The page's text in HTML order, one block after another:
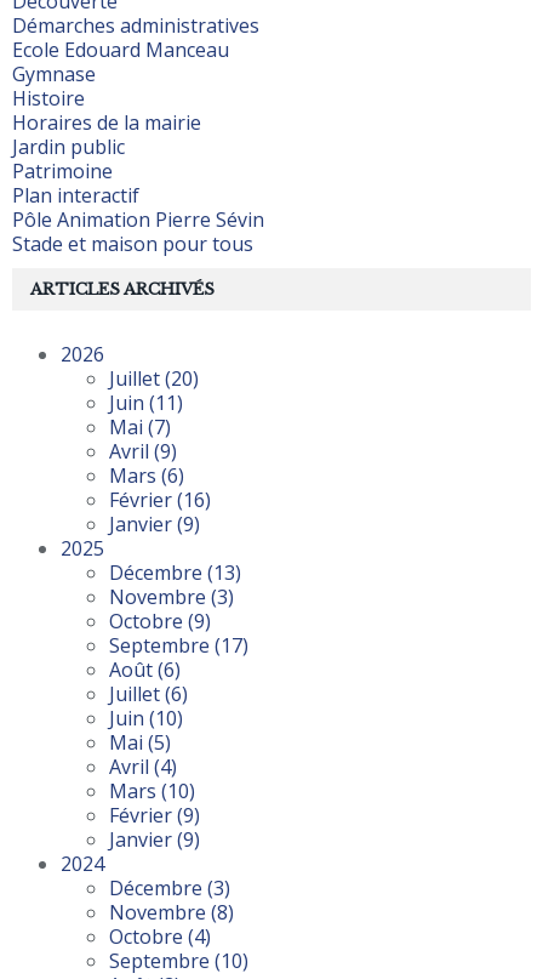
Démarches administratives
Ecole Edouard Manceau
Gymnase
Histoire
Horaires de la mairie
Jardin public
Patrimoine
Plan interactif
Pôle Animation Pierre Sévin
Stade et maison pour tous
ARTICLES ARCHIVÉS
2026
Juillet(20)
Juin (11)
Mai (7)
Avril (9)
Mars (6)
Février(16)
Janvier(9)
2025
Décembre (13)
Novembre (3)
Octobre (9)
Septembre (17)
Août(6)
Juillet(6)
Juin (10)
Mai (5)
Avril (4)
Mars (10)
Février(9)
Janvier(9)
2024
Décembre (3)
Novembre (8)
Octobre (4)
Septembre (10)